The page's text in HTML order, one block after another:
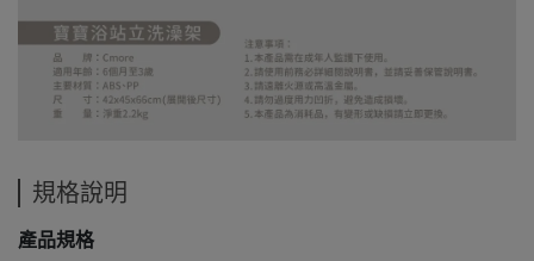
規格說明
產品規格